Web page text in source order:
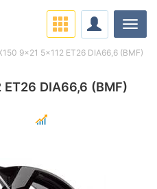
ET26 DIA66,6 (BMF)
9x21 5x112 ET26 DIA66,6 (BMF)